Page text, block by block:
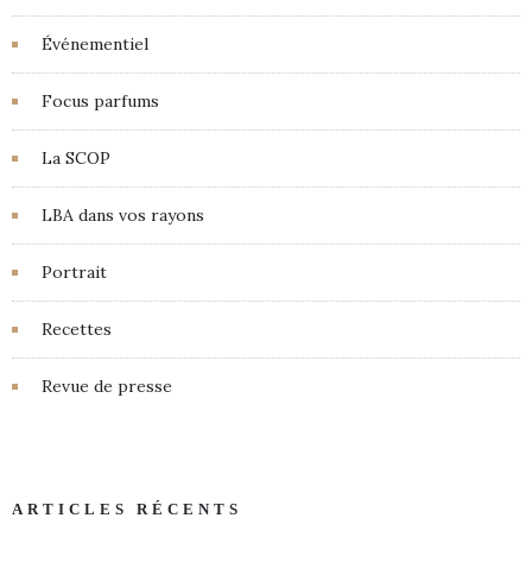
Événementiel
Focus parfums
La SCOP
LBA dans vos rayons
Portrait
Recettes
Revue de presse
ARTICLES RÉCENTS